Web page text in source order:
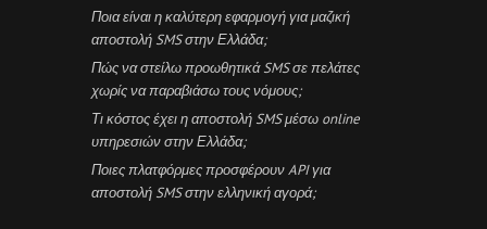
Ποια είναι η καλύτερη εφαρμογή για μαζική
αποστολή SMS στην Ελλάδα;
Πώς να στείλω προωθητικά SMS σε πελάτες
χωρίς να παραβιάσω τους νόμους;
Τι κόστος έχει η αποστολή SMS μέσω online
υπηρεσιών στην Ελλάδα;
Ποιες πλατφόρμες προσφέρουν API για
αποστολή SMS στην ελληνική αγορά;